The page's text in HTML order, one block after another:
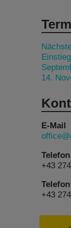
14.
E-Mail
+43
+43